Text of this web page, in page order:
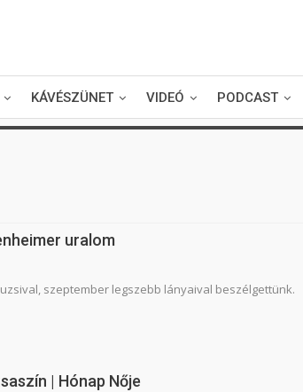
KÁVÉSZÜNET VIDEÓ PODCAST
uralom
szeptember legszebb lányaival beszélgettünk.
| Hónap Nője